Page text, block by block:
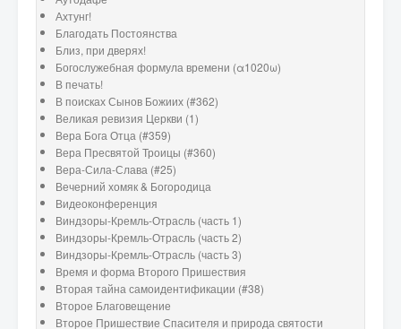
Ахтунг!
Благодать Постоянства
Близ, при дверях!
Богослужебная формула времени (α1020ω)
В печать!
В поисках Сынов Божиих (#362)
Великая ревизия Церкви (1)
Вера Бога Отца (#359)
Вера Пресвятой Троицы (#360)
Вера-Сила-Слава (#25)
Вечерний хомяк & Богородица
Видеоконференция
Виндзоры-Кремль-Отрасль (часть 1)
Виндзоры-Кремль-Отрасль (часть 2)
Виндзоры-Кремль-Отрасль (часть 3)
Время и форма Второго Пришествия
Вторая тайна самоидентификации (#38)
Второе Благовещение
Второе Пришествие Спасителя и природа святости